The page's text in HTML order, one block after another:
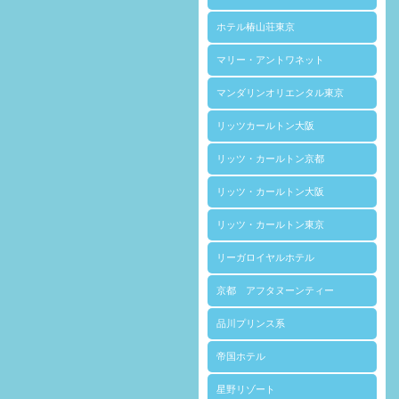
ホテル椿山荘東京
マリー・アントワネット
マンダリンオリエンタル東京
リッツカールトン大阪
リッツ・カールトン京都
リッツ・カールトン大阪
リッツ・カールトン東京
リーガロイヤルホテル
京都 アフタヌーンティー
品川プリンス系
帝国ホテル
星野リゾート